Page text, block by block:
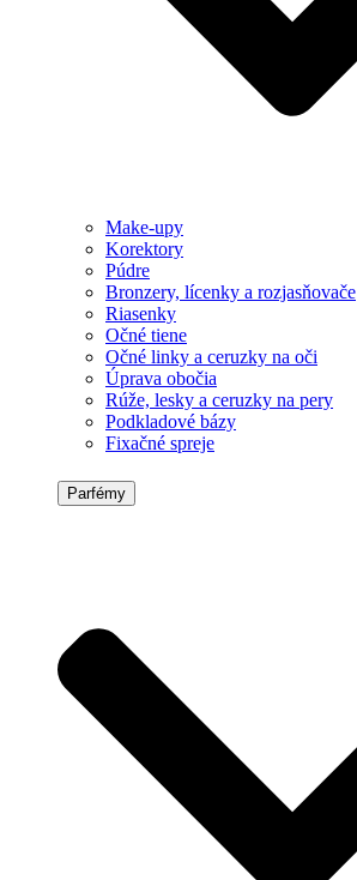
Make-upy
Korektory
Púdre
Bronzery, lícenky a rozjasňovače
Riasenky
Očné tiene
Očné linky a ceruzky na oči
Úprava obočia
Rúže, lesky a ceruzky na pery
Podkladové bázy
Fixačné spreje
Parfémy